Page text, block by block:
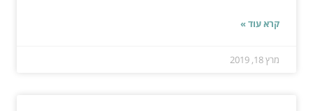
קרא עוד »
מרץ 18, 2019